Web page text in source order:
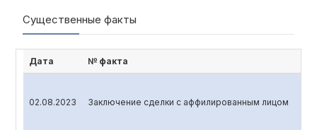
Существенные факты
Дата № факта
02.08.2023 Заключение сделки с аффилированным лицом